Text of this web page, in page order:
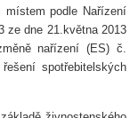
místem podle Nařízení
ze dne 21.května 2013
nařízení (ES) č.
spotřebitelských